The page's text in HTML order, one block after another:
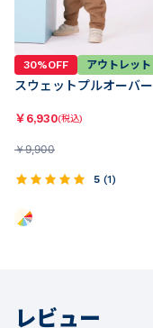
30%OFF アウトレット
スウェットプルオーバー
￥ 6,930(税込)
￥9,900
5 (1)
レビュー